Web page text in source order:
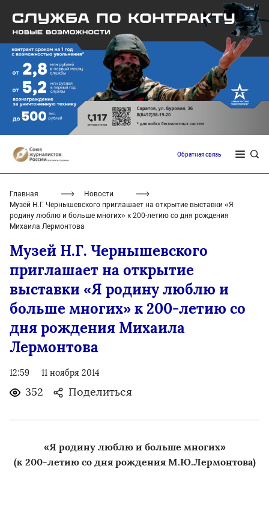
Обратная связь
Главная
Новости
Музей Н.Г. Чернышевского приглашает на открытие выставки «Я
родину люблю и больше многих» к 200-летию со дня рождения
Михаила Лермонтова
Музей Н.Г. Чернышевского
приглашает на открытие
выставки «Я родину люблю и
больше многих» к 200-летию со
дня рождения Михаила
Лермонтова
12:59 11 ноября 2014
352 Поделиться
«Я родину люблю и больше многих»
(к 200-летию со дня рождения М.Ю.Лермонтова)